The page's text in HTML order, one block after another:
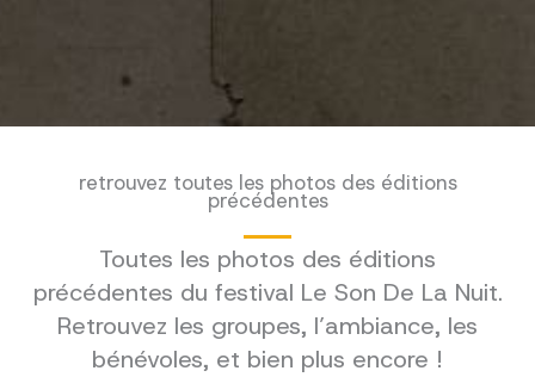
retrouvez toutes les photos des éditions
précédentes
Toutes les photos des éditions
précédentes du festival Le Son De La Nuit.
Retrouvez les groupes, l’ambiance, les
bénévoles, et bien plus encore !